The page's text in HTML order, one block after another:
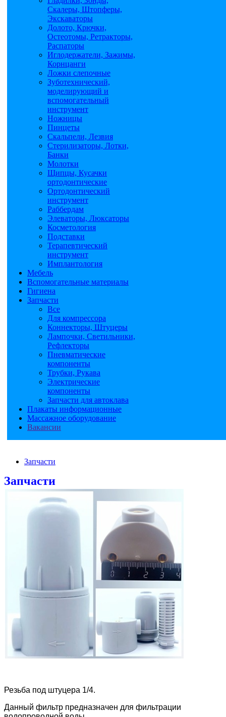
Скалеры, Штопферы,
Экскаваторы
Долото, Крючки,
Остеотомы, Ретракторы,
Распаторы
Иглодержатели, Зажимы,
Корнцанги
Ложки слепочные
Зуботехнический,
моделирующий и
вспомогательный
инструмент
Ножницы
Пинцеты
Скальпели, Лезвия
Стерилизаторы, Лотки,
Банки
Молотки
Щипцы, Кусачки
ортодонтические
Ортодонтический
инструмент
Раббердам
Элеваторы, Люксаторы
Косметология
Подставки
Терапевтический
инструмент
Имплантология
Мебель
Вспомогательные материалы
Гигиена
Запчасти
Все
Для компрессора
Коннекторы, Штуцеры
Лампочки, Светильники,
Рефлекторы
Пневматические
компоненты
Трубки, Рукава
Электрические
компоненты
Запчасти для автоклава
Плакаты информационные
Массажное оборудование
Вакансии
Запчасти
Запчасти
Резьба под штуцера 1/4.
Данный фильтр предназначен для фильтрации